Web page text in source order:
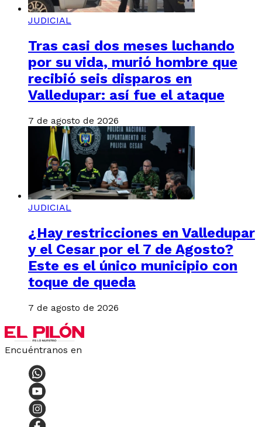
JUDICIAL
Tras casi dos meses luchando
por su vida, murió hombre que
recibió seis disparos en
Valledupar: así fue el ataque
7 de agosto de 2026
JUDICIAL
¿Hay restricciones en Valledupar
y el Cesar por el 7 de Agosto?
Este es el único municipio con
toque de queda
7 de agosto de 2026
Encuéntranos en